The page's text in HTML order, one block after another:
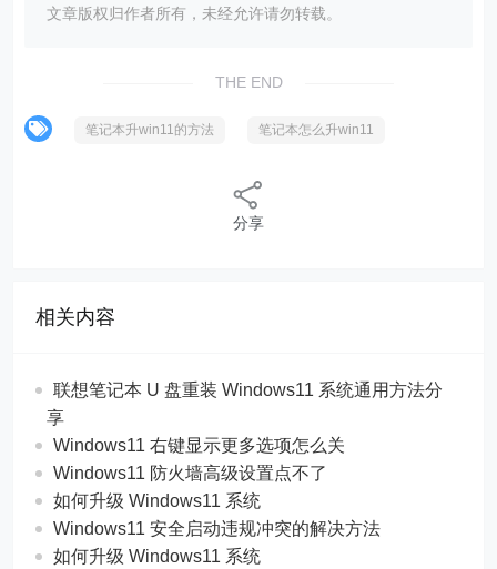
文章版权归作者所有，未经允许请勿转载。
THE END
笔记本升win11的方法 笔记本怎么升win11
分享
相关内容
联想笔记本 U 盘重装 Windows11 系统通用方法分
享
Windows11 右键显示更多选项怎么关
Windows11 防火墙高级设置点不了
如何升级 Windows11 系统
Windows11 安全启动违规冲突的解决方法
如何升级 Windows11 系统